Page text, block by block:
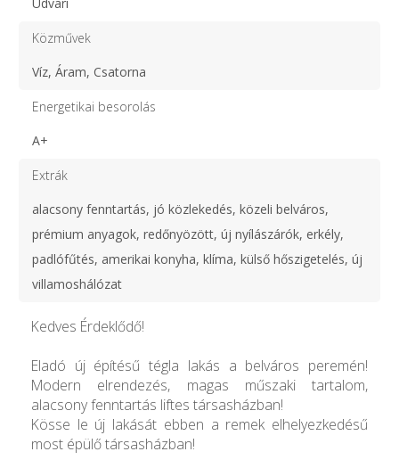
Közművek
Víz, Áram, Csatorna
Energetikai besorolás
A+
Extrák
alacsony fenntartás, jó közlekedés, közeli belváros,
prémium anyagok, redőnyözött, új nyílászárók, erkély,
padlófűtés, amerikai konyha, klíma, külső hőszigetelés, új
villamoshálózat
Kedves Érdeklődő!
Eladó új építésű tégla lakás a belváros peremén!
Modern elrendezés, magas műszaki tartalom,
alacsony fenntartás liftes társasházban!
Kösse le új lakását ebben a remek elhelyezkedésű
most épülő társasházban!